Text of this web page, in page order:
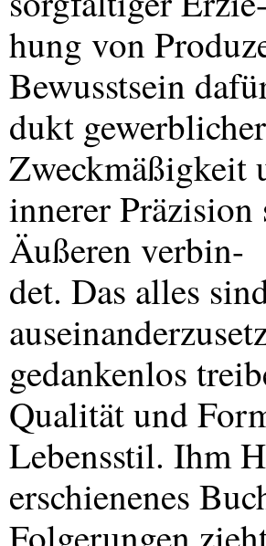
hung von
Bewusstsein
dukt
Zweckmäßigkeit
innerer
Äußeren verbin-
det. Das alles
gedankenlos
Qualität und
Lebensstil. Ihm
erschienenes